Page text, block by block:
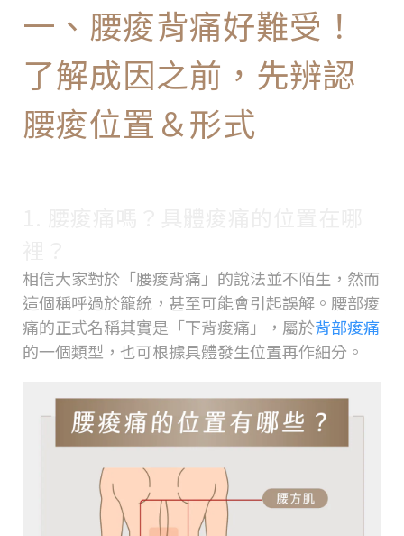
一、腰痠背痛好難受！
了解成因之前，先辨認
腰痠位置＆形式
相信大家對於「腰痠背痛」的說法並不陌生，然而
這個稱呼過於籠統，甚至可能會引起誤解。腰部痠
痛的正式名稱其實是「下背痠痛」，屬於背部痠痛
的一個類型，也可根據具體發生位置再作細分。